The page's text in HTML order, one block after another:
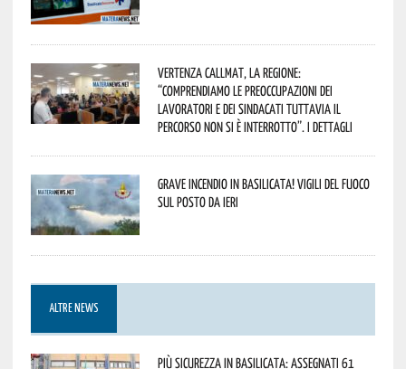
Vertenza CallMat, la Regione:
“comprendiamo le preoccupazioni dei
lavoratori e dei sindacati tuttavia il
percorso non si è interrotto”. I dettagli
Grave incendio in Basilicata! Vigili del fuoco
sul posto da ieri
ALTRE NEWS
Più sicurezza in Basilicata: assegnati 61